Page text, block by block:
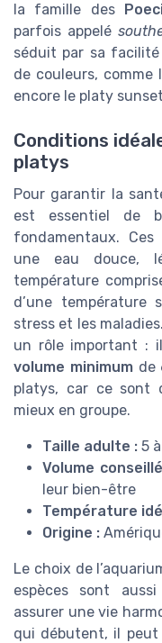
la famille des
parfois appelé
séduit par sa
de couleurs,
encore le platy
Conditions
platys
Pour garantir la
est essentiel de
fondamentaux. Ces
une eau douce,
température
d’une
stress et les
un rôle important :
volume minimumde
platys, car ce sont
mieux en groupe.
Taille adulte : 5
Volume
leur bien-être
Température
Origine :
Le choix de
espèces sont
assurer une vie
qui débutent, il